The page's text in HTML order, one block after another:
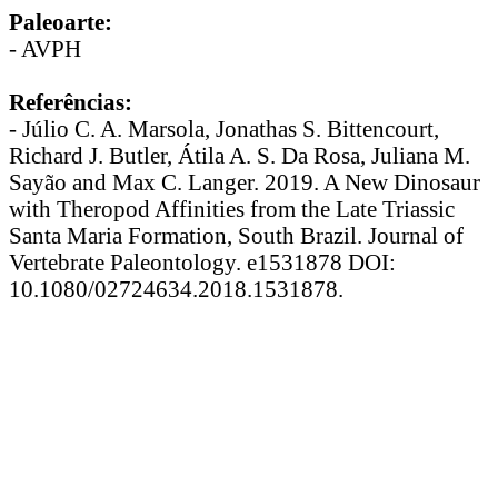
Paleoarte:
- AVPH
Referências:
- Júlio C. A. Marsola, Jonathas S. Bittencourt,
Richard J. Butler, Átila A. S. Da Rosa, Juliana M.
Sayão and Max C. Langer. 2019. A New Dinosaur
with Theropod Affinities from the Late Triassic
Santa Maria Formation, South Brazil. Journal of
Vertebrate Paleontology. e1531878 DOI:
10.1080/02724634.2018.1531878.